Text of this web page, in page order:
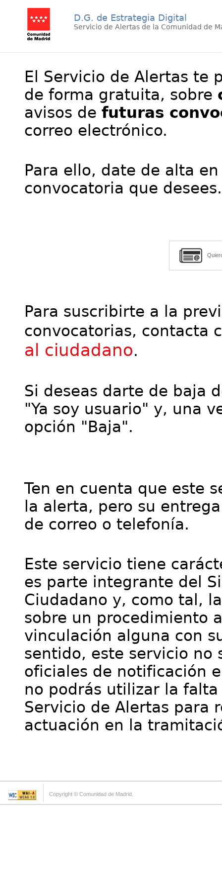
D.G. de Estrategia Digital
Servicio de Alertas de la Comunidad de
El Servicio de Alertas te
de forma gratuita, sobre
avisos de futuras
correo electrónico.
Para ello, date de alta
convocatoria que desees.
Para suscribirte a la
convocatorias, contacta
al ciudadano.
Si deseas darte de baja
"Ya soy usuario" y, una
opción "Baja".
Ten en cuenta que este
la alerta, pero su
de correo o telefonía.
Este servicio tiene
es parte integrante del
Ciudadano y, como tal,
sobre un procedimiento
vinculación alguna con
sentido, este servicio no
oficiales de notificación
no podrás utilizar la
Servicio de Alertas para
actuación en la
Copyright © Comunidad de Madrid.